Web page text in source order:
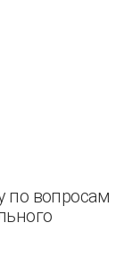
по вопросам